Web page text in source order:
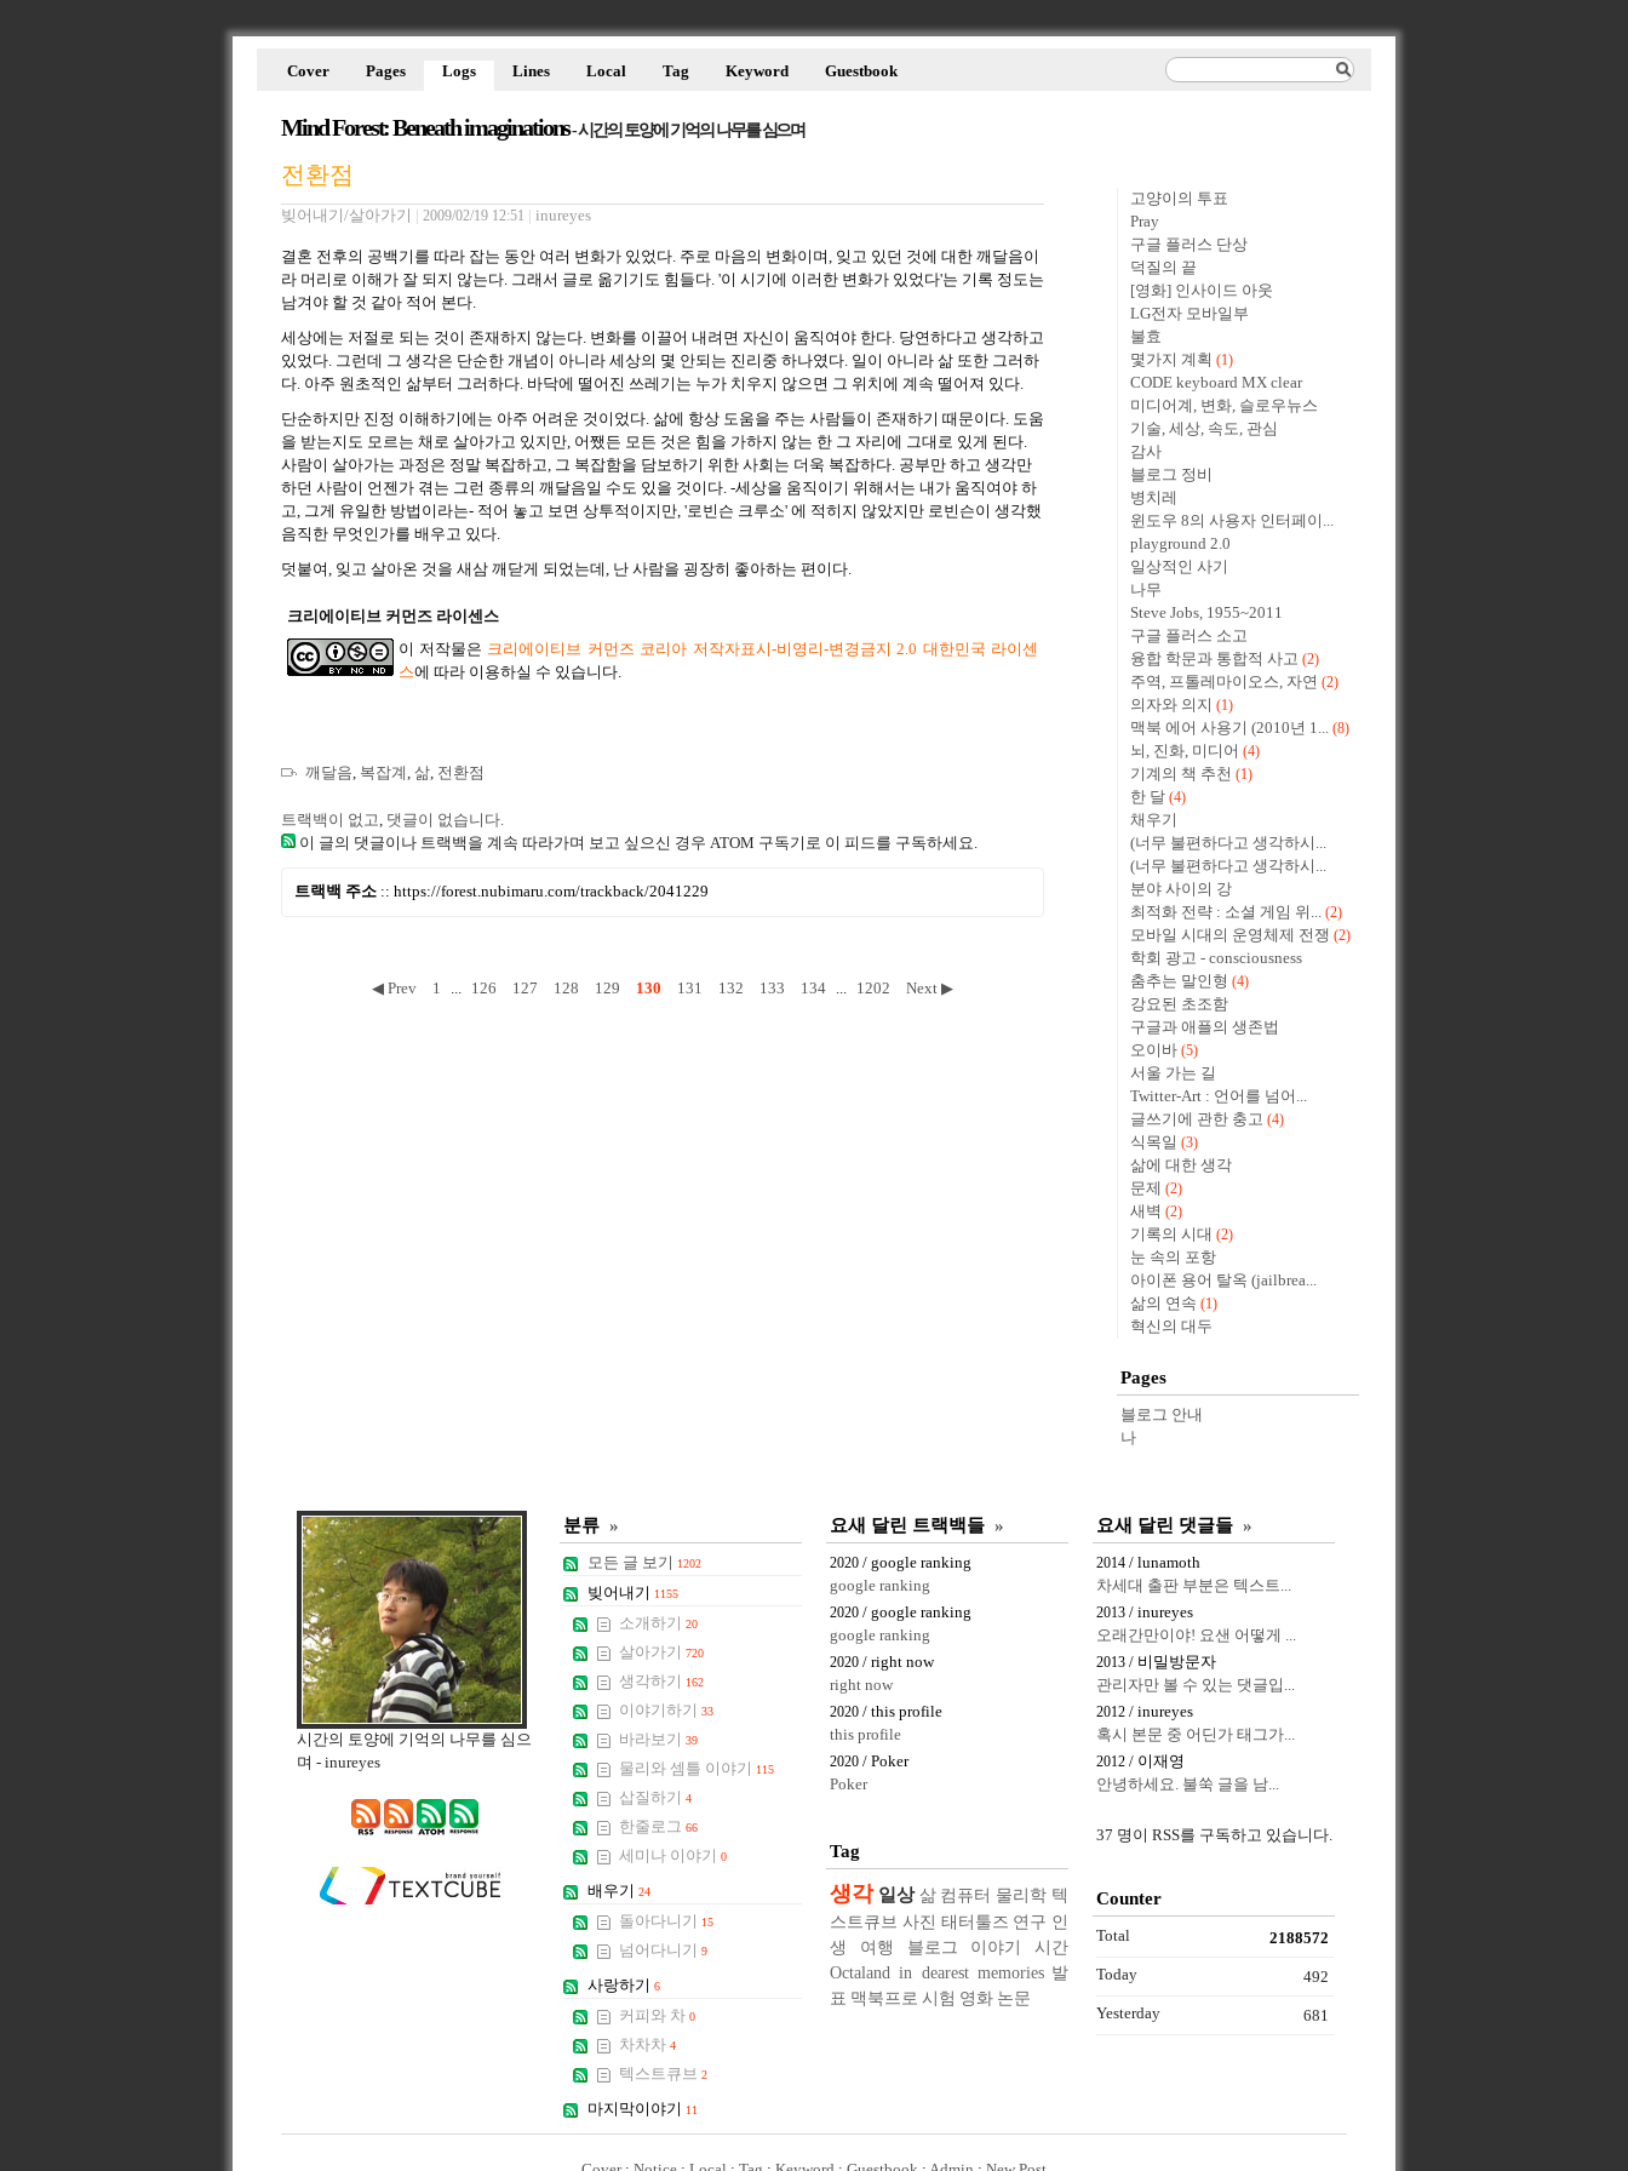
Mind Forest: Beneath imaginations- 시간의 토양에 기억의 나무를 심으며
Cover Pages Logs Lines Local Tag Keyword Guestbook
전환점
빚어내기/살아가기 2009/02/19 12:51 inureyes
결혼 전후의 공백기를 따라 잡는 동안 여러 변화가 있었다. 주로 마음의 변화이며, 잊고 있던 것에 대한 깨달음이
라 머리로 이해가 잘 되지 않는다. 그래서 글로 옮기기도 힘들다. '이 시기에 이러한 변화가 있었다'는 기록 정도는
남겨야 할 것 같아 적어 본다.
세상에는 저절로 되는 것이 존재하지 않는다. 변화를 이끌어 내려면 자신이 움직여야 한다. 당연하다고 생각하고
있었다. 그런데 그 생각은 단순한 개념이 아니라 세상의 몇 안되는 진리중 하나였다. 일이 아니라 삶 또한 그러하
다. 아주 원초적인 삶부터 그러하다. 바닥에 떨어진 쓰레기는 누가 치우지 않으면 그 위치에 계속 떨어져 있다.
단순하지만 진정 이해하기에는 아주 어려운 것이었다. 삶에 항상 도움을 주는 사람들이 존재하기 때문이다. 도움
을 받는지도 모르는 채로 살아가고 있지만, 어쨌든 모든 것은 힘을 가하지 않는 한 그 자리에 그대로 있게 된다.
사람이 살아가는 과정은 정말 복잡하고, 그 복잡함을 담보하기 위한 사회는 더욱 복잡하다. 공부만 하고 생각만
하던 사람이 언젠가 겪는 그런 종류의 깨달음일 수도 있을 것이다. -세상을 움직이기 위해서는 내가 움직여야 하
고, 그게 유일한 방법이라는- 적어 놓고 보면 상투적이지만, '로빈슨 크루소' 에 적히지 않았지만 로빈슨이 생각했
음직한 무엇인가를 배우고 있다.
덧붙여, 잊고 살아온 것을 새삼 깨닫게 되었는데, 난 사람을 굉장히 좋아하는 편이다.
크리에이티브 커먼즈 라이센스
이 저작물은 크리에이티브 커먼즈 코리아 저작자표시-비영리-변경금지 2.0 대한민국 라이센
스에 따라 이용하실 수 있습니다.
깨달음, 복잡계 , 삶, 전환점
트랙백이 없고, 댓글이 없습니다.
이 글의 댓글이나 트랙백을 계속 따라가며 보고 싶으신 경우 ATOM 구독기로 이 피드를 구독하세요.
트랙백 주소 :: https://forest.nubimaru.com/trackback/2041229
◀ Prev 1 ... 126 127 128 129 130 131 132 133 134 ... 1202 Next ▶
고양이의 투표
Pray
구글 플러스 단상
덕질의 끝
[영화] 인사이드 아웃
LG전자 모바일부
불효
몇가지 계획 (1)
CODE keyboard MX clear
미디어계, 변화, 슬로우뉴스
기술, 세상, 속도, 관심
감사
블로그 정비
병치레
윈도우 8의 사용자 인터페이...
playground 2.0
일상적인 사기
나무
Steve Jobs, 1955~2011
구글 플러스 소고
융합 학문과 통합적 사고 (2)
주역, 프톨레마이오스, 자연 (2)
의자와 의지 (1)
맥북 에어 사용기 (2010년 1... (8)
뇌, 진화, 미디어 (4)
기계의 책 추천 (1)
한 달 (4)
채우기
(너무 불편하다고 생각하시...
(너무 불편하다고 생각하시...
분야 사이의 강
최적화 전략 : 소셜 게임 위... (2)
모바일 시대의 운영체제 전쟁 (2)
학회 광고 - consciousness
춤추는 말인형 (4)
강요된 초조함
구글과 애플의 생존법
오이바 (5)
서울 가는 길
Twitter-Art : 언어를 넘어...
글쓰기에 관한 충고 (4)
식목일 (3)
삶에 대한 생각
문제
(2)
새벽 (2)
기록의 시대 (2)
눈 속의 포항
아이폰 용어 탈옥 (jailbrea...
삶의 연속 (1)
혁신의 대두
Pages
블로그 안내
나
시간의 토양에 기억의 나무를 심으
며 - inureyes
분류 »
모든 글 보기 1202
빚어내기 1155
소개하기 20
살아가기 720
생각하기 162
이야기하기 33
바라보기 39
물리와 셈틀 이야기 115
삽질하기 4
한줄로그 66
세미나 이야기 0
배우기 24
돌아다니기 15
넘어다니기 9
사랑하기 6
커피와 차 0
차차차 4
텍스트큐브 2
마지막이야기 11
요새 달린 트랙백들 »
2020 / google ranking
google ranking
2020 / google ranking
google ranking
2020 / right now
right now
2020 / this profile
this profile
2020 / Poker
Poker
요새 달린 댓글들 »
2014 / lunamoth
차세대 출판 부분은 텍스트...
2013 / inureyes
오래간만이야! 요샌 어떻게 ...
2013 / 비밀방문자
관리자만 볼 수 있는 댓글입...
2012 / inureyes
혹시 본문 중 어딘가 태그가...
2012 / 이재영
안녕하세요. 불쑥 글을 남...
Tag
생각 일상 삶 컴퓨터 물리학 텍
스트큐브 사진 태터툴즈 연구 인
생
여행 블로그 이야기
시간
Octaland in dearest memories 발
표 맥북프로 시험 영화 논문
37 명이 RSS를 구독하고 있습니다.
Counter
Total 2188572
Today 492
Yesterday 681